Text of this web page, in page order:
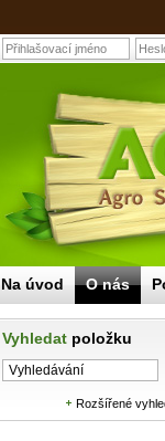
Vyhledat položku
Rozšířené
Na úvod O nás